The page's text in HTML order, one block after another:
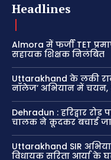
Headlines
Almora में फर्जी TET
सहायक शिक्षक निलंबित
Uttarakhand के लकी
नॉलेज’ अभियान में चयन,
Dehradun : हरिद्वार
चालक ने कूदकर बचाई
Uttarakhand SIR
विधायक सरिता आर्या के